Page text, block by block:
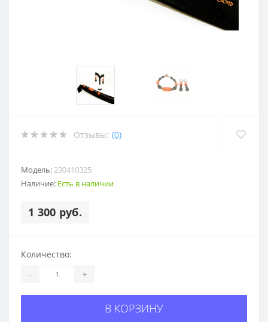
Отзывы: (0)
Модель:230410325
Наличие: Есть в наличии
1 300 руб.
Количество:
- +
В КОРЗИНУ